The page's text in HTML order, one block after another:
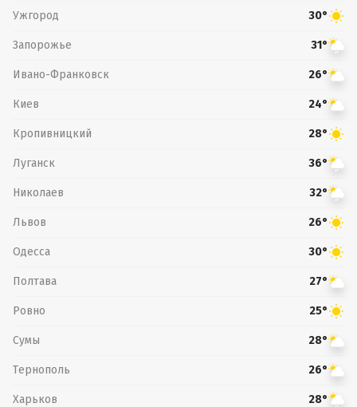
Ужгород 30°
Запорожье 31°
Ивано-Франковск 26°
Киев 24°
Кропивницкий 28°
Луганск 36°
Николаев 32°
Львов 26°
Одесса 30°
Полтава 27°
Ровно 25°
Сумы 28°
Тернополь 26°
Харьков 28°